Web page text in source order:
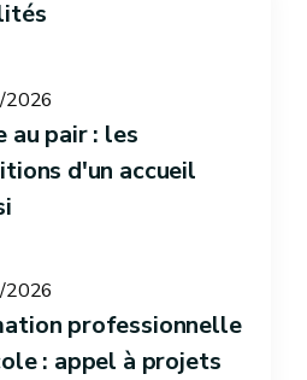
au pair : les
d'un accueil
professionnelle
: appel à projets